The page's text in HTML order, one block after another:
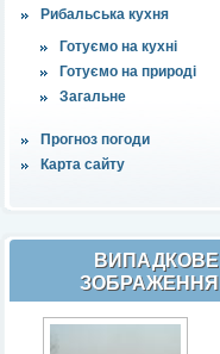
Рибальська кухня
Готуємо на кухні
Готуємо на природі
Загальне
Прогноз погоди
Карта сайту
ВИПАДКОВЕ
ЗОБРАЖЕННЯ